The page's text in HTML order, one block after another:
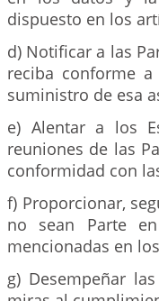
dispuesto en los
d) Notificar a las
reciba conforme
suministro de esa
e) Alentar a los
reuniones de las
conformidad con
f) Proporcionar,
no sean Parte
mencionadas en
g) Desempeñar